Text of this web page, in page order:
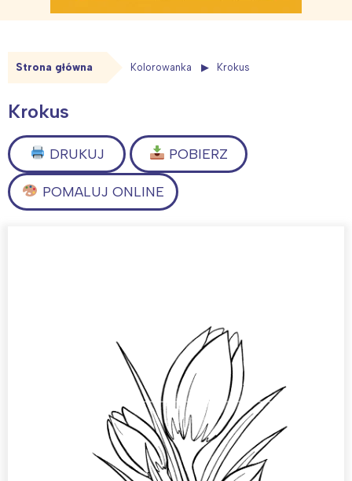
Strona główna Kolorowanka Krokus
Krokus
DRUKUJ POBIERZ
POMALUJ ONLINE